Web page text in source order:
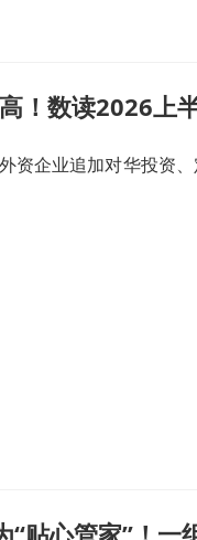
资企业追加对华投资、